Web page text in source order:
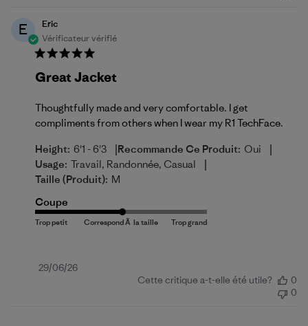
E
Eric
Vérificateur vérifié
Great Jacket
Thoughtfully made and very comfortable. I get
compliments from others when I wear my R1 TechFace.
Height: 6'1 - 6'3 |Recommande Ce Produit: Oui |
Usage: Travail, Randonnée, Casual |
Taille (produit): M
Coupe
Date
29/06/26
Cette critique a-t-elle été utile?
0
0